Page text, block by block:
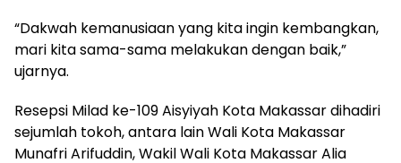
“Dakwah kemanusiaan yang kita ingin kembangkan,
mari kita sama-sama melakukan dengan baik,”
ujarnya.
Resepsi Milad ke-109 Aisyiyah Kota Makassar dihadiri
sejumlah tokoh, antara lain Wali Kota Makassar
Munafri Arifuddin, Wakil Wali Kota Makassar Alia